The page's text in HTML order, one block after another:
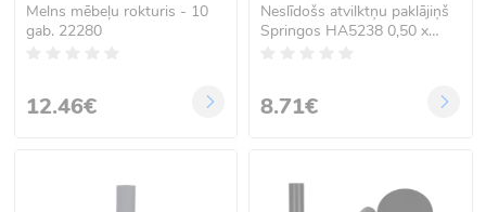
Melns mēbeļu rokturis - 10
gab. 22280
12.46€
Neslīdošs atvilktņu paklājiņš
Springos HA5238 0,50 x
8.71€